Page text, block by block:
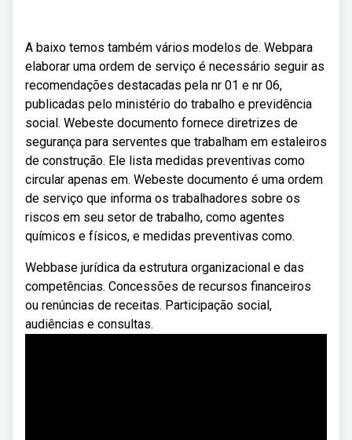
A baixo temos também vários modelos de. Webpara
elaborar uma ordem de serviço é necessário seguir as
recomendações destacadas pela nr 01 e nr 06,
publicadas pelo ministério do trabalho e previdência
social. Webeste documento fornece diretrizes de
segurança para serventes que trabalham em estaleiros
de construção. Ele lista medidas preventivas como
circular apenas em. Webeste documento é uma ordem
de serviço que informa os trabalhadores sobre os
riscos em seu setor de trabalho, como agentes
químicos e físicos, e medidas preventivas como.
Webbase jurídica da estrutura organizacional e das
competências. Concessões de recursos financeiros
ou renúncias de receitas. Participação social,
audiências e consultas.